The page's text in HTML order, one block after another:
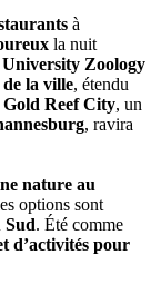
à
la nuit
Zoology
de la ville, étendu
Gold Reef City, un
, ravira
nature au
options sont
Sud. Été comme
d’activités pour